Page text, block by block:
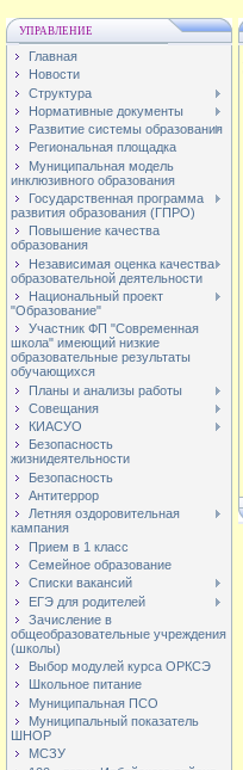
УПРАВЛЕНИЕ
Главная
Новости
Структура
Нормативные документы
Развитие системы образования
Региональная площадка
Муниципальная модель
инклюзивного образования
Государственная программа
развития образования (ГПРО)
Повышение качества
образования
Независимая оценка качества
образовательной деятельности
Национальный проект
"Образование"
Участник ФП "Современная
школа" имеющий низкие
образовательные результаты
обучающихся
Планы и анализы работы
Совещания
КИАСУО
Безопасность
жизнидеятельности
Безопасность
Антитеррор
Летняя оздоровительная
кампания
Прием в 1 класс
Семейное образование
Списки вакансий
ЕГЭ для родителей
Зачисление в
общеобразовательные учреждения
(школы)
Выбор модулей курса ОРКСЭ
Школьное питание
Муниципальная ПСО
Муниципальный показатель
ШНОР
МСЗУ